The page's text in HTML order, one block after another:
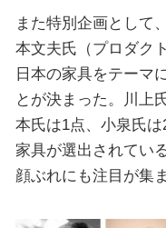
また特別企画として
本文夫氏（プロダク
日本の家具をテーマ
とが決まった。川上
本氏は1点、小泉氏
家具が選出されてい
顔ぶれにも注目が集